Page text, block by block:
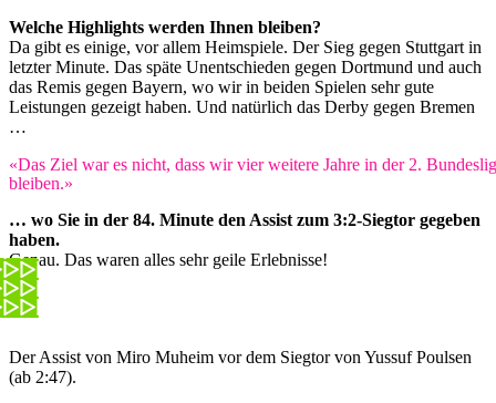
Welche Highlights werden Ihnen bleiben?
Da gibt es einige, vor allem Heimspiele. Der Sieg gegen Stuttgart in
letzter Minute. Das späte Unentschieden gegen Dortmund und auch
das Remis gegen Bayern, wo wir in beiden Spielen sehr gute
Leistungen gezeigt haben. Und natürlich das Derby gegen Bremen
…
«Das Ziel war es nicht, dass wir vier weitere Jahre in der 2.
bleiben.»
… wo Sie in der 84. Minute den Assist zum 3:2-Siegtor gegeben
haben.
Genau. Das waren alles sehr geile Erlebnisse!
Der Assist von Miro Muheim vor dem Siegtor von Yussuf Poulsen
(ab 2:47).